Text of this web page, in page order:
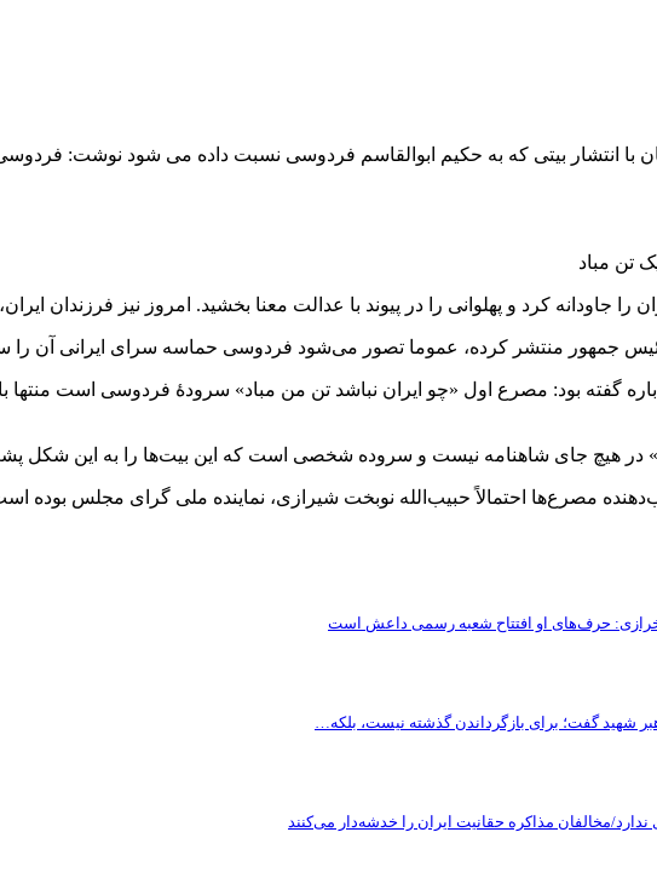
بیتی که به حکیم ابوالقاسم فردوسی نسبت داده می شود نوشت: فردوسی با
تن مباد
جاودانه کرد و پهلوانی را در پیوند با عدالت معنا بخشید. امروز نیز فرزندان
جمهور منتشر کرده، عموما تصور می‌شود فردوسی حماسه سرای ایرانی آن را
گفته بود: مصرع اول «چو ایران نباشد تن من مباد» سرودۀ فردوسی است منتها
در هیچ جای شاهنامه نیست و سروده شخصی است که این بیت‌ها را به این شکل
مصرع‌ها احتمالاً حبیب‌الله نوبخت شیرازی، نماینده ملی گرای مجلس بوده
خرازی: حرف‌های او افتتاح شعبه رسمی داعش است
شهید گفت؛ برای بازگرداندن گذشته نیست، بلکه…
مخالفان مذاکره حقانیت ایران را خدشه‌دار می‌کنند